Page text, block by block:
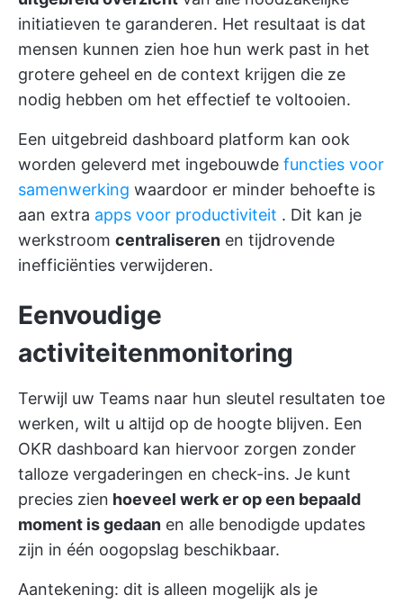
initiatieven te garanderen. Het resultaat is dat
mensen kunnen zien hoe hun werk past in het
grotere geheel en de context krijgen die ze
nodig hebben om het effectief te voltooien.
Een uitgebreid dashboard platform kan ook
worden geleverd met ingebouwde functies voor
samenwerking waardoor er minder behoefte is
aan extra apps voor productiviteit . Dit kan je
werkstroom centraliseren en tijdrovende
inefficiënties verwijderen.
Eenvoudige
activiteitenmonitoring
Terwijl uw Teams naar hun sleutel resultaten toe
werken, wilt u altijd op de hoogte blijven. Een
OKR dashboard kan hiervoor zorgen zonder
talloze vergaderingen en check-ins. Je kunt
precies zien hoeveel werk er op een bepaald
moment is gedaan en alle benodigde updates
zijn in één oogopslag beschikbaar.
Aantekening: dit is alleen mogelijk als je